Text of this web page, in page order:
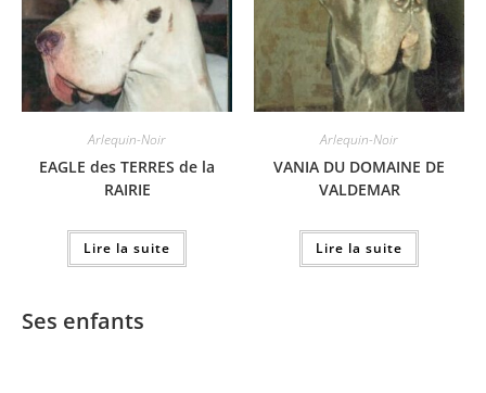
Arlequin-Noir
EAGLE des TERRES de la
RAIRIE
Lire la suite
Arlequin-Noir
VANIA DU DOMAINE DE
VALDEMAR
Lire la suite
Ses enfants